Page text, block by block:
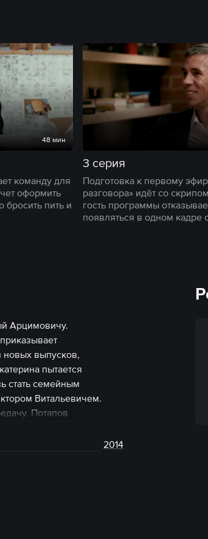
48 мин
команду для
оформить
пить и
3 серия
Подготовка к первому
разговора» идёт со
гость программы
появляться в одном кадре
Арцимовичу.
новых выпусков,
пытается
стать семейным
Витальевичем.
Потапов
2014